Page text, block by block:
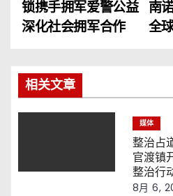
章
航
南
全
锁携手拥军爱警公益
深化社会拥军合作
相关文章
媒体
整治占
官渡镇
整治行
8月 6,